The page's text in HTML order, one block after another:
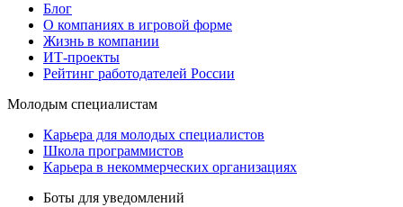
Блог
О компаниях в игровой форме
Жизнь в компании
ИТ-проекты
Рейтинг работодателей России
Молодым специалистам
Карьера для молодых специалистов
Школа программистов
Карьера в некоммерческих организациях
Боты для уведомлений